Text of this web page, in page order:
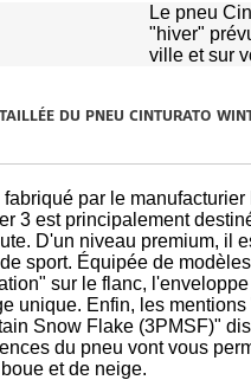
Le pneu
"hiver"
ville et sur
DU PNEU CINTURATO
par le
3 est principalement
D'un niveau premium, il
sport. Équipée de
sur le flanc,
unique. Enfin, les
Snow Flake (3PMSF)"
du pneu vont vous
et de neige.